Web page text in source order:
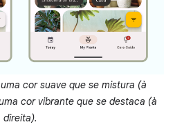
cor suave que se mistura (à
cor vibrante que se destaca (à
direita).